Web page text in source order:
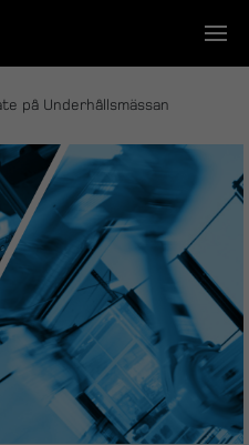
på Underhållsmässan